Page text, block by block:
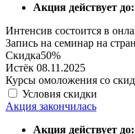
Акция действует
Интенсив состоится в
Запись на семинар на
Скидка50%
Истёк 08.11.2025
Курсы омоложения со
Условия скидки
Акция закончилась
Акция действует